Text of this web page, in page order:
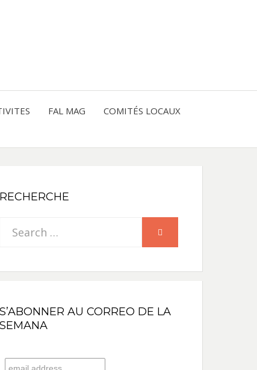
FAL MAG
COMITÉS LOCAUX
RECHERCHE
Search
S’ABONNER AU CORREO DE LA
SEMANA